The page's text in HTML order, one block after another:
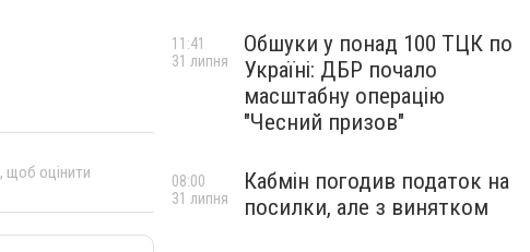
, щоб оцінити
Обшуки у понад 100 ТЦК по
Україні: ДБР почало
масштабну операцію
"Чесний призов"
11:41
31 липня
Кабмін погодив податок на
посилки, але з винятком
08:00
31 липня